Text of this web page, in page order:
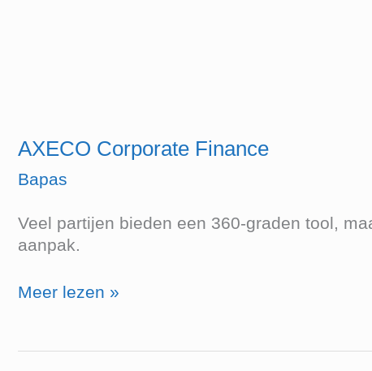
AXECO Corporate Finance
Bapas
Veel partijen bieden een 360-graden tool,
aanpak.
Meer lezen »